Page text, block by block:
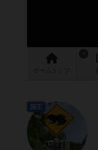
ゲーム
国王